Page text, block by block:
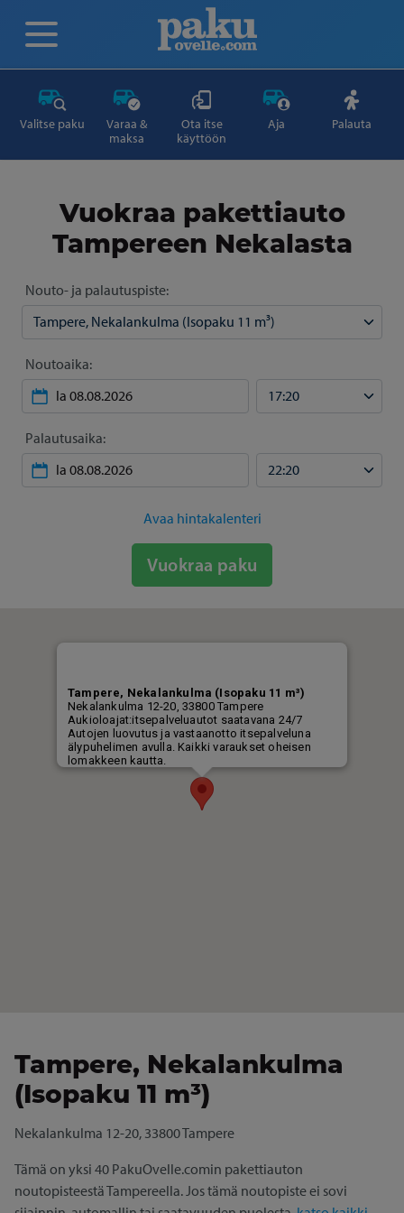
Valitse paku
Varaa &
maksa
Ota itse
käyttöön
Aja Palauta
Vuokraa pakettiauto
Tampereen Nekalasta
Nouto- ja palautuspiste:
Noutoaika:
Palautusaika:
Avaa hintakalenteri
Vuokraa paku
Tampere, Nekalankulma
(Isopaku 11 m³)
Nekalankulma 12-20, 33800 Tampere
Tämä on yksi 40 PakuOvelle.comin pakettiauton
noutopisteestä Tampereella. Jos tämä noutopiste ei sovi